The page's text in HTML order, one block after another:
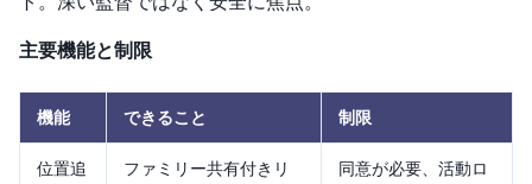
主要機能と制限
機能 できること 制限
位置追
ファミリー共有付きリ
同意が必要、活動ロ